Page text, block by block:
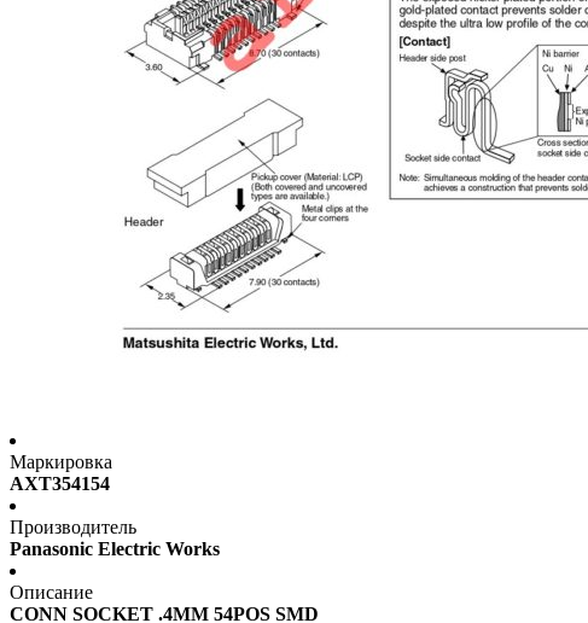
Маркировка
AXT354154
Производитель
Panasonic Electric Works
Описание
CONN SOCKET .4MM 54POS SMD